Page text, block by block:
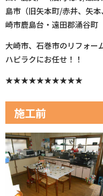
島市（旧矢本町/赤井、矢
崎市鹿島台・遠田郡涌谷町
大崎市、石巻市のリフォー
ハピラクにお任せ！！
★★★★★★★★★★
施工前